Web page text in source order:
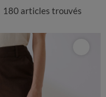
180 articles trouvés